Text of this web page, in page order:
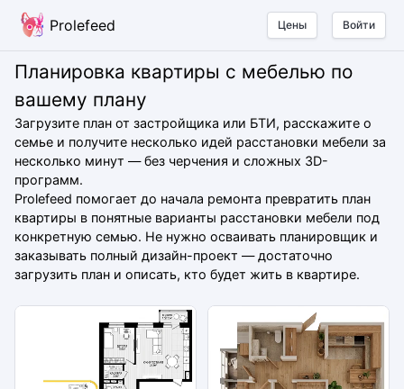
Prolefeed Цены Войти
Планировка квартиры с мебелью по
вашему плану
Загрузите план от застройщика или БТИ, расскажите о
семье и получите несколько идей расстановки мебели за
несколько минут — без черчения и сложных 3D-
программ.
Prolefeed помогает до начала ремонта превратить план
квартиры в понятные варианты расстановки мебели под
конкретную семью. Не нужно осваивать планировщик и
заказывать полный дизайн-проект — достаточно
загрузить план и описать, кто будет жить в квартире.